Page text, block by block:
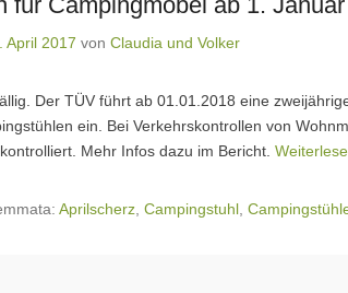
April 2017 von Claudia und Volker
Der TÜV führt ab 01.01.2018 eine
ein. Bei Verkehrskontrollen von
Mehr Infos dazu im Bericht.
Aprilscherz Campingstuhl